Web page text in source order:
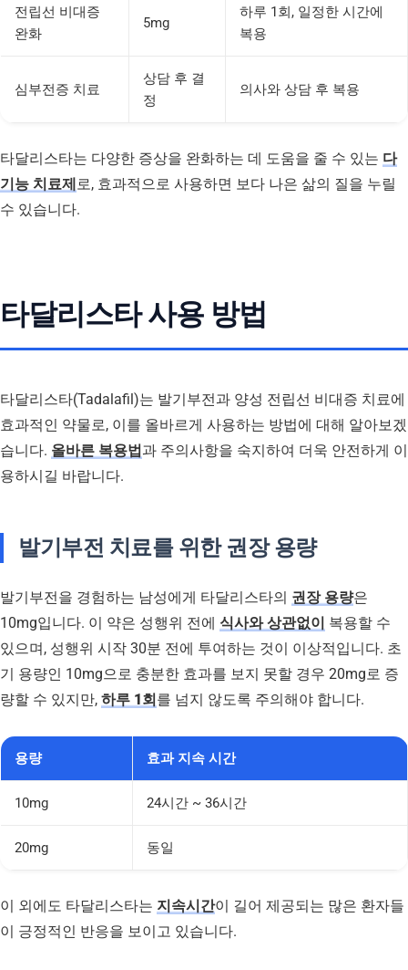
전립선 비대증
완화
5mg
하루 1회, 일정한 시간에
복용
심부전증 치료
상담 후 결
정
의사와 상담 후 복용
타달리스타는 다양한 증상을 완화하는 데 도움을 줄 수 있는 다
기능 치료제 로, 효과적으로 사용하면 보다 나은 삶의 질을 누릴
수 있습니다.
타달리스타 사용 방법
타달리스타(Tadalafil)는 발기부전과 양성 전립선 비대증 치료에
효과적인 약물로, 이를 올바르게 사용하는 방법에 대해 알아보겠
습니다. 올바른 복용법 과 주의사항을 숙지하여 더욱 안전하게 이
용하시길 바랍니다.
발기부전 치료를 위한 권장 용량
발기부전을 경험하는 남성에게 타달리스타의 권장 용량은
10mg입니다. 이 약은 성행위 전에 식사와 상관없이 복용할 수
있으며, 성행위 시작 30분 전에 투여하는 것이 이상적입니다. 초
기 용량인 10mg으로 충분한 효과를 보지 못할 경우 20mg로 증
량할 수 있지만, 하루 1회 를 넘지 않도록 주의해야 합니다.
용량 효과 지속 시간
10mg 24시간 ~ 36시간
20mg 동일
이 외에도 타달리스타는 지속시간이 길어 제공되는 많은 환자들
이 긍정적인 반응을 보이고 있습니다.